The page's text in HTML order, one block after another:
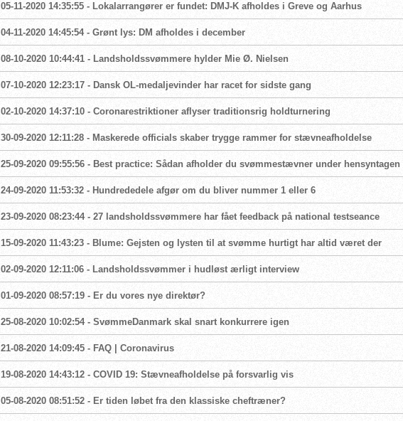
05-11-2020 14:35:55 - Lokalarrangører er fundet: DMJ-K afholdes i Greve og Aarhus
04-11-2020 14:45:54 - Grønt lys: DM afholdes i december
08-10-2020 10:44:41 - Landsholdssvømmere hylder Mie Ø. Nielsen
07-10-2020 12:23:17 - Dansk OL-medaljevinder har racet for sidste gang
02-10-2020 14:37:10 - Coronarestriktioner aflyser traditionsrig holdturnering
30-09-2020 12:11:28 - Maskerede officials skaber trygge rammer for stævneafholdelse
25-09-2020 09:55:56 - Best practice: Sådan afholder du svømmestævner under hensyntagen
24-09-2020 11:53:32 - Hundrededele afgør om du bliver nummer 1 eller 6
23-09-2020 08:23:44 - 27 landsholdssvømmere har fået feedback på national testseance
15-09-2020 11:43:23 - Blume: Gejsten og lysten til at svømme hurtigt har altid været der
02-09-2020 12:11:06 - Landsholdssvømmer i hudløst ærligt interview
01-09-2020 08:57:19 - Er du vores nye direktør?
25-08-2020 10:02:54 - SvømmeDanmark skal snart konkurrere igen
21-08-2020 14:09:45 - FAQ | Coronavirus
19-08-2020 14:43:12 - COVID 19: Stævneafholdelse på forsvarlig vis
05-08-2020 08:51:52 - Er tiden løbet fra den klassiske cheftræner?